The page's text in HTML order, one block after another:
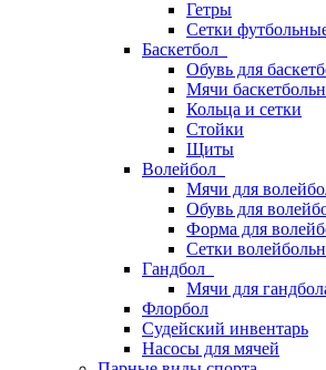
Гетры
Сетки
Баскетбол
Обувь для
Мячи
Кольца и сетки
Стойки
Щиты
Волейбол
Мячи для
Обувь для
Форма для
Сетки
Гандбол
Мячи для
Флорбол
Судейский инвентарь
Насосы для мячей